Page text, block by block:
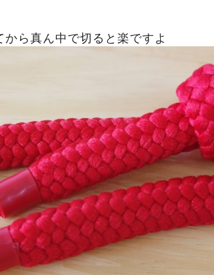
ら真ん中で切ると楽ですよ